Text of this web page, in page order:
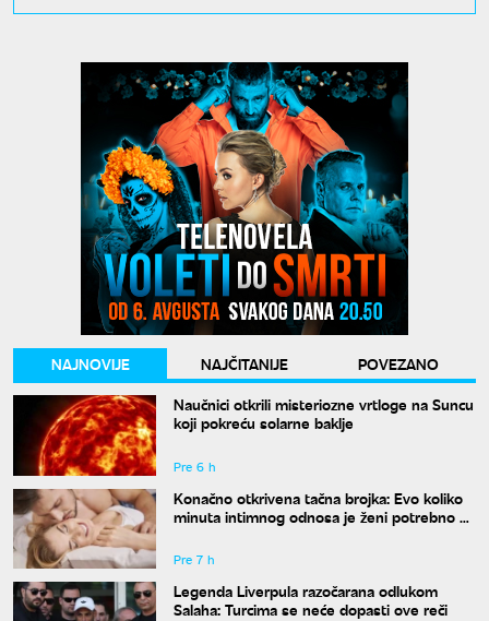
NAJNOVIJE NAJČITANIJE
POVEZANO
Naučnici otkrili misteriozne vrtloge na Suncu
koji pokreću solarne baklje
Pre 6 h
Konačno otkrivena tačna brojka: Evo koliko
minuta intimnog odnosa je ženi potrebno da
Pre 7 h
Legenda Liverpula razočarana odlukom
Salaha: Turcima se neće dopasti ove reči